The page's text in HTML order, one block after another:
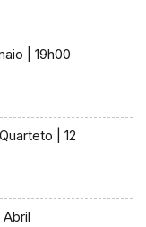
| 19h00
| 12